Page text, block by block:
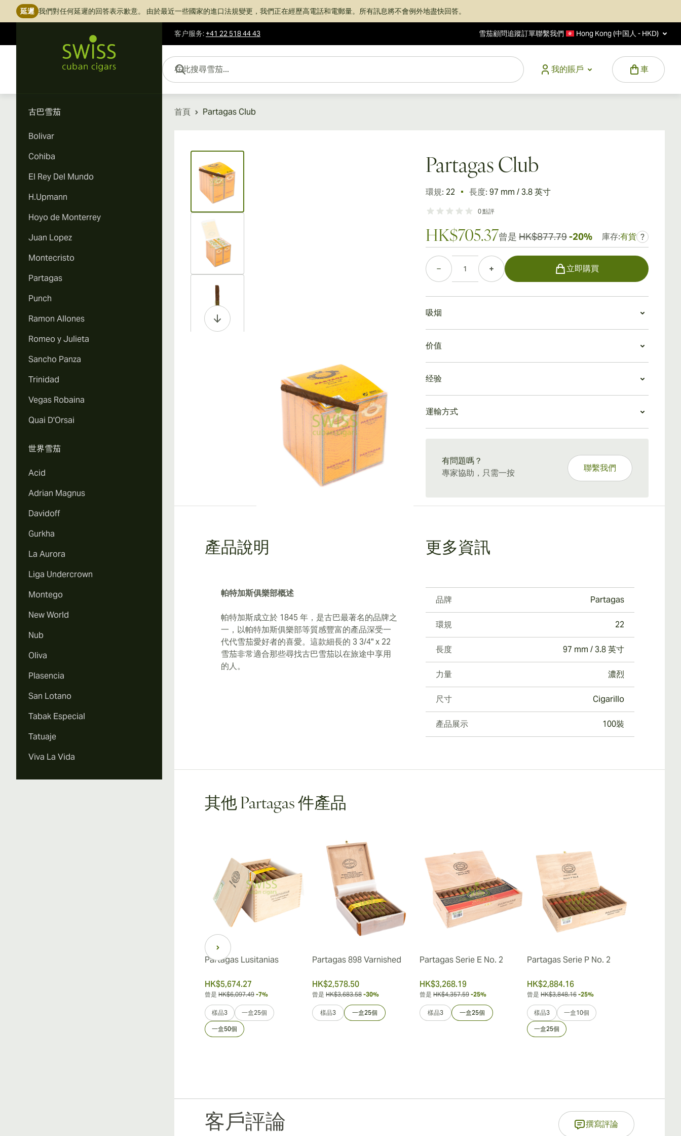
延遲 我們對任何延遲的回答表示歉意。 由於最近一些國家的進口法規變更，我們正在經歷高電話和電郵量。所有訊息將不會例外地盡快回答。
客户服务:+41 22 518 44 43 雪茄顧問追蹤訂單聯繫我們 Hong Kong (中国人 - HKD)
我的賬戶
車
在此搜尋雪茄...
古巴雪茄
Bolivar
Cohiba
El Rey Del Mundo
H.Upmann
Hoyo de Monterrey
Juan Lopez
Montecristo
Partagas
Punch
Ramon Allones
Romeo y Julieta
Sancho Panza
Trinidad
Vegas Robaina
Quai D'Orsai
世界雪茄
Acid
Adrian Magnus
Davidoff
Gurkha
La Aurora
Liga Undercrown
Montego
New World
Nub
Oliva
Plasencia
San Lotano
Tabak Especial
Tatuaje
Viva La Vida
首頁 Partagas Club
View larger image
Partagas Club
環規: 22 長度: 97 mm / 3.8 英寸
0點評
HK$705.37曾是 HK$877.79-20% 庫存:有貨 ?
數量
立即購買
吸烟
帕特加斯雪茄採用來自古巴著名的比那爾德里奧地區的精緻
价值
帕特加斯俱樂部雪茄以緊湊的尺寸提供真正的古巴雪茄體驗，
的價值。
经验
帕特加斯俱樂部提供順滑、美味的雪茄吸煙體驗，滿足當今活
運輸方式
有問題嗎？
專家協助，只需一按
聯繫我們
產品說明
帕特加斯俱樂部概述
帕特加斯成立於 1845 年，是古巴最著名的品牌之
一，以帕特加斯俱樂部等質感豐富的產品深受一
代代雪茄愛好者的喜愛。這款細長的 3 3/4" x 22
雪茄非常適合那些尋找古巴雪茄以在旅途中享用
的人。
更多資訊
品牌 Partagas
環規 22
長度 97 mm / 3.8 英寸
力量 濃烈
尺寸 Cigarillo
產品展示 100裝
其他 Partagas 件產品
Partagas Lusitanias
HK$5,674.27
曾是 HK$6,097.49 -7%
樣品3 一盒25個
一盒50個
Partagas 898 Varnished
HK$2,578.50
曾是 HK$3,683.58 -30%
樣品3 一盒25個
Partagas Serie E No. 2
HK$3,268.19
曾是 HK$4,357.59 -25%
樣品3 一盒25個
Partagas Serie P No. 2
HK$2,884.16
曾是 HK$3,848.16 -25%
樣品3 一盒10個
一盒25個
客戶評論 撰寫評論